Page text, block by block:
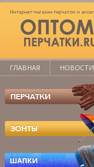
ГЛАВНАЯ НОВОСТИ